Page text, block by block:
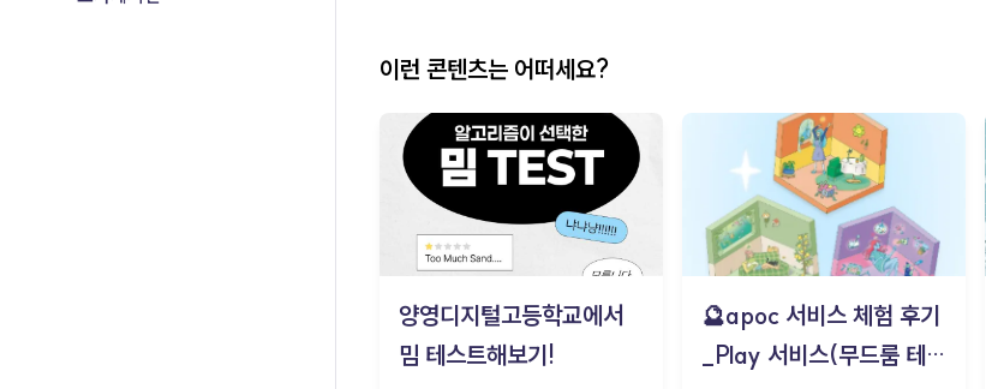
이런 콘텐츠는 어떠세요?
양영디지털고등학교에서
밈 테스트해보기!
🔮apoc 서비스 체험 후기
_Play 서비스(무드룸 테스